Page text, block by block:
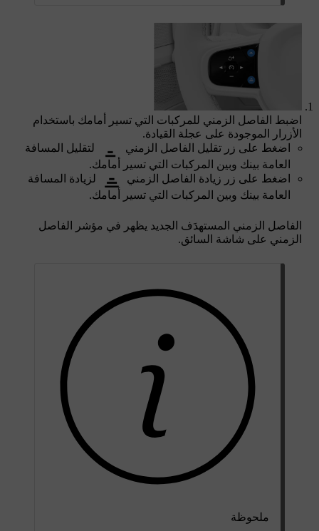
اضبط الفاصل الزمني للمركبات التي تسير أمامك باستخدام
الأزرار الموجودة على عجلة القيادة.
اضغط على زر تقليل الفاصل الزمني
لتقليل المسافة
العامة بينك وبين المركبات التي تسير أمامك.
اضغط على زر زيادة الفاصل الزمني
لزيادة المسافة
العامة بينك وبين المركبات التي تسير أمامك.
الفاصل الزمني المستهدَف الجديد يظهر في مؤشر الفاصل
الزمني على شاشة السائق.
ملحوظة